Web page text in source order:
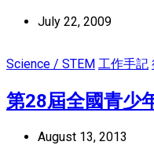
July 22, 2009
Science / STEM 工作手記
第28屆全國青少
August 13, 2013